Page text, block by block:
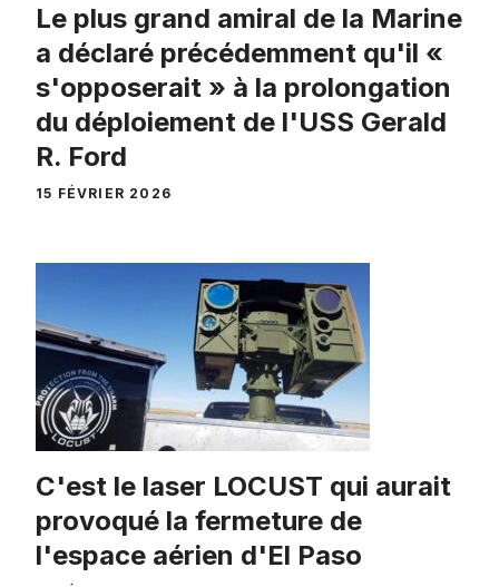
Le plus grand amiral de la Marine
a déclaré précédemment qu'il «
s'opposerait » à la prolongation
du déploiement de l'USS Gerald
R. Ford
15 FÉVRIER 2026
C'est le laser LOCUST qui aurait
provoqué la fermeture de
l'espace aérien d'El Paso